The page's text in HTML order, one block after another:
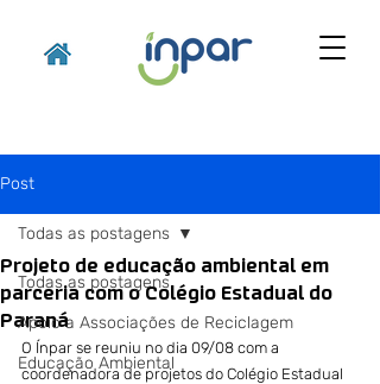
Post
Todas as postagens
Apoio a Associações de Reciclagem
Educação Ambiental
Todas as postagens
Projeto de educação ambiental em
parceria com o Colégio Estadual do
Paraná
O Ínpar se reuniu no dia 09/08 com a
coordenadora de projetos do Colégio Estadual